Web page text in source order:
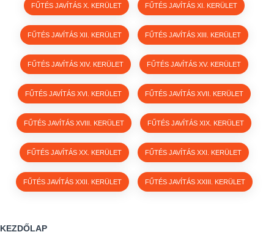
FŰTÉS JAVÍTÁS X. KERÜLET FŰTÉS JAVÍTÁS XI. KERÜLET
FŰTÉS JAVÍTÁS XII. KERÜLET FŰTÉS JAVÍTÁS XIII. KERÜLET
FŰTÉS JAVÍTÁS XIV. KERÜLET FŰTÉS JAVÍTÁS XV. KERÜLET
FŰTÉS JAVÍTÁS XVI. KERÜLET FŰTÉS JAVÍTÁS XVII. KERÜLET
FŰTÉS JAVÍTÁS XVIII. KERÜLET FŰTÉS JAVÍTÁS XIX. KERÜLET
FŰTÉS JAVÍTÁS XX. KERÜLET FŰTÉS JAVÍTÁS XXI. KERÜLET
FŰTÉS JAVÍTÁS XXII. KERÜLET FŰTÉS JAVÍTÁS XXIII. KERÜLET
KEZDŐLAP